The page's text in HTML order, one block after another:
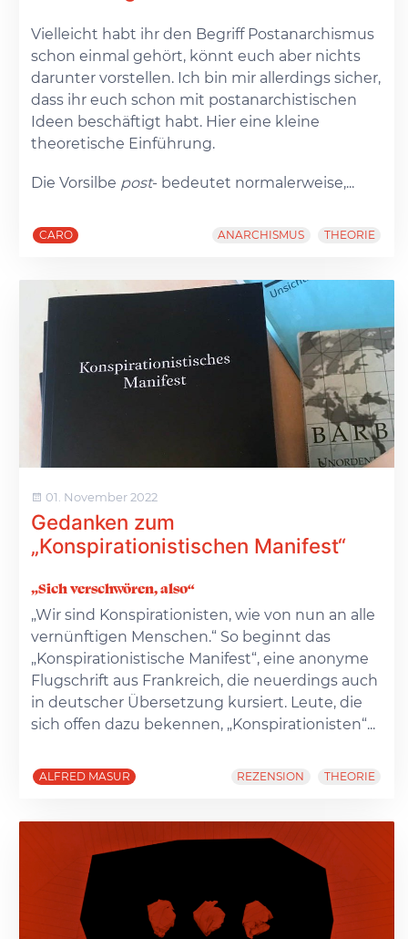
Vielleicht habt ihr den Begriff Postanarchismus
schon einmal gehört, könnt euch aber nichts
darunter vorstellen. Ich bin mir allerdings sicher,
dass ihr euch schon mit postanarchistischen
Ideen beschäftigt habt. Hier eine kleine
theoretische Einführung.
Die Vorsilbe post- bedeutet normalerweise,...
CARO ANARCHISMUS THEORIE
01. November 2022
Gedanken zum
„Konspirationistischen Manifest“
„Sich verschwören, also“
„Wir sind Konspirationisten, wie von nun an alle
vernünftigen Menschen.“ So beginnt das
„Konspirationistische Manifest“, eine anonyme
Flugschrift aus Frankreich, die neuerdings auch
in deutscher Übersetzung kursiert. Leute, die
sich offen dazu bekennen, „Konspirationisten“...
ALFRED MASUR REZENSION THEORIE